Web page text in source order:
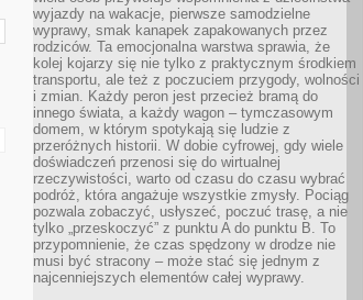
wyjazdy na wakacje, pierwsze samodzielne
wyprawy, smak kanapek zapakowanych przez
rodziców. Ta emocjonalna warstwa sprawia, że
kolej kojarzy się nie tylko z praktycznym środkiem
transportu, ale też z poczuciem przygody, wolności
i zmian. Każdy peron jest przecież bramą do
innego świata, a każdy wagon – tymczasowym
domem, w którym spotykają się ludzie z
przeróżnych historii. W dobie cyfrowej, gdy wiele
doświadczeń przenosi się do wirtualnej
rzeczywistości, warto od czasu do czasu wybrać
podróż, która angażuje wszystkie zmysły. Pociąg
pozwala zobaczyć, usłyszeć, poczuć trasę, a nie
tylko „przeskoczyć” z punktu A do punktu B. To
przypomnienie, że czas spędzony w drodze nie
musi być stracony – może stać się jednym z
najcenniejszych elementów całej wyprawy.